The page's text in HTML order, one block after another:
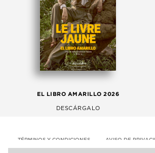
EL LIBRO AMARILLO 2026
DESCÁRGALO
TÉRMINOS Y CONDICIONES AVISO DE